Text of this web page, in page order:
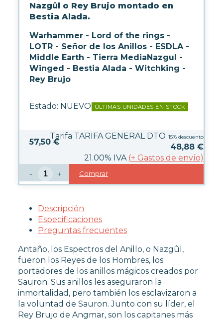
CARTAS TCG
MERCHANDISING
HOGAR
MODA
REGALOS FRIKIS
PAPELERÍA
ACCESORIOS GAMING
OUTLET
Nazgûl o Rey Brujo montado en
Bestia Alada.
Warhammer - Lord of the rings -
LOTR - Señor de los Anillos - ESDLA -
Middle Earth - Tierra MediaNazgul -
Winged - Bestia Alada - Witchking -
Rey Brujo
Estado: NUEVO ÚLTIMAS UNIDADES EN STOCK
57,50 €
Tarifa TARIFA GENERAL DTO 15%descuento
48,88 €
21.00% IVA (+ Gastos de envío)
- + Comprar
Descripción
Especificaciones
Preguntas frecuentes
Antaño, los Espectros del Anillo, o Nazgûl,
fueron los Reyes de los Hombres, los
portadores de los anillos mágicos creados por
Sauron. Sus anillos les aseguraron la
inmortalidad, pero también los esclavizaron a
la voluntad de Sauron. Junto con su líder, el
Rey Brujo de Angmar, son los capitanes más